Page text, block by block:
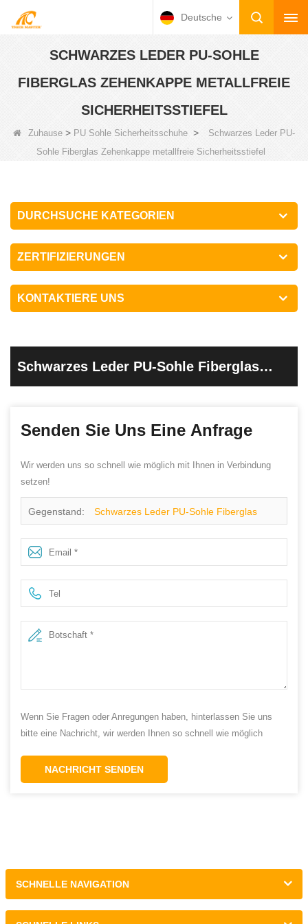
Deutsche
SCHWARZES LEDER PU-SOHLE
FIBERGLAS ZEHENKAPPE METALLFREIE
SICHERHEITSSTIEFEL
Zuhause > PU Sohle Sicherheitsschuhe >
Schwarzes Leder PU-
Sohle Fiberglas Zehenkappe metallfreie Sicherheitsstiefel
DURCHSUCHE KATEGORIEN
ZERTIFIZIERUNGEN
KONTAKTIERE UNS
Schwarzes Leder PU-Sohle Fiberglas
Senden Sie Uns Eine Anfrage
Wir werden uns so schnell wie möglich mit Ihnen in Verbindung
setzen!
Gegenstand: Schwarzes Leder PU-Sohle Fiberglas
Zehenkappe metallfreie Sicherheitsstiefel
Wenn Sie Fragen oder Anregungen haben, hinterlassen Sie uns
bitte eine Nachricht, wir werden Ihnen so schnell wie möglich
NACHRICHT SENDEN
SCHNELLE NAVIGATION